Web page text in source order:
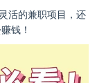
活的兼职项目，还
钱！